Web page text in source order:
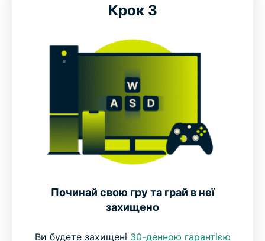
Крок 3
Починай свою гру та грай в неї
захищено
Ви будете захищені 30-денною гарантією